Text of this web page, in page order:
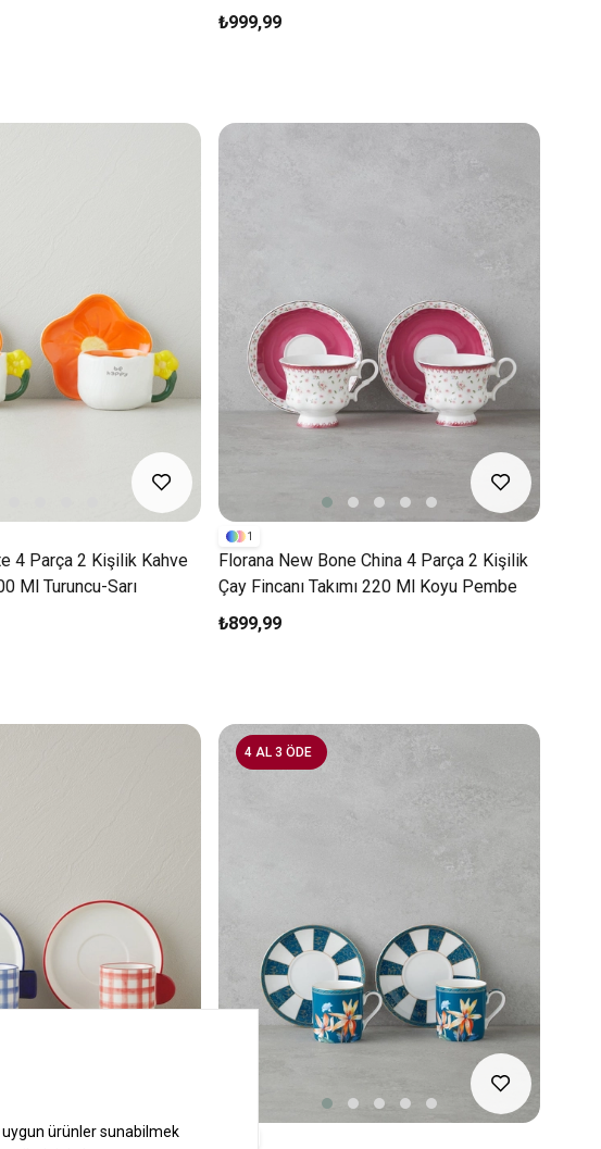
₺999,99
4 Parça 2 Kişilik Kahve
Ml Turuncu-Sarı
Florana New Bone China 4 Parça 2 Kişilik
Çay Fincanı Takımı 220 Ml Koyu Pembe
₺899,99
1
4 AL 3 ÖDE